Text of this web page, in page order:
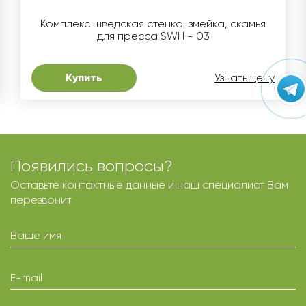
Комплекс шведская стенка, змейка, скамья
для пресса SWH - 03
Купить Узнать цену
Появились вопросы?
Оставьте контактные данные и наш специалист Вам
перезвонит
Ваше имя
E-mail